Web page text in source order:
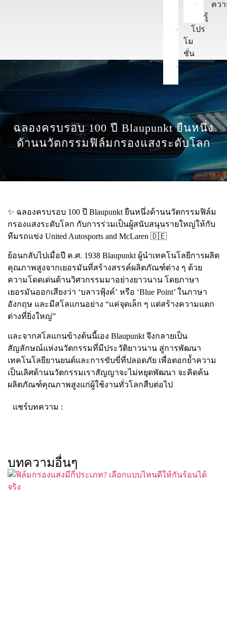
คว
รู้
โปร
โม
ชั่น
ตัวแทน
จำหน่าย
ฉลองครบรอบ 100 ปี Blaupunkt ยืนหนึ่ง
ด้านนวัตกรรมฟิล์มกรองแสงระดับโลก
✨ ฉลองครบรอบ 100 ปี Blaupunkt ยืนหนึ่งด้านนวัตกรรมฟิล์ม
กรองแสงระดับโลก กับการร่วมเป็นผู้สนับสนุนรายใหญ่ให้กับ
ทีมรถแข่ง United Autosports and McLaren 🇩🇪
ย้อนกลับไปเมื่อปี ค.ศ. 1938 Blaupunkt ผู้นำเทคโนโลยีการผลิต
คุณภาพสูงจากเยอรมันที่สร้างสรรค์ผลิตภัณฑ์ต่าง ๆ ด้วย
ความโดดเด่นด้านวิศวกรรมมาอย่างยาวนาน โดยภาษา
เยอรมันออกเสียงว่า ‘บลาวฟุ้งค์’ หรือ ‘Blue Point’ ในภาษา
อังกฤษ และมีสโลแกนอย่าง “แค่จุดเล็ก ๆ แต่สร้างความแตก
ต่างที่ยิ่งใหญ่”
และจากสโลแกนข้างต้นนี้เอง Blaupunkt จึงกลายเป็น
สัญลักษณ์แห่งนวัตกรรมที่มีประวัติยาวนาน สู่การพัฒนา
เทคโนโลยียานยนต์และการขับขี่ที่ปลอดภัย เพื่อตอกย้ำความ
เป็นเลิศด้านนวัตกรรมเราสัญญาจะไม่หยุดพัฒนา จะคิดค้น
ผลิตภัณฑ์คุณภาพสูงแก่ผู้ใช้งานทั่วโลกสืบต่อไป
แชร์บทความ :
บทความอื่นๆ